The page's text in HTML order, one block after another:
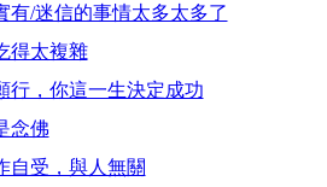
有/迷信的事情太多太多了
得太複雜
行，你這一生決定成功
念佛
自受，與人無關